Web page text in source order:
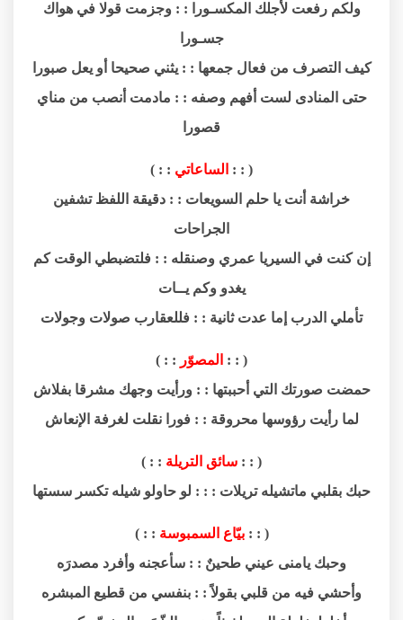
ولكم رفعت لأجلك المكسـورا : : وجزمت قولا في هواك
جسـورا
كيف التصرف من فعال جمعها : : يثني صحيحا أو يعل صبورا
حتى المنادى لست أفهم وصفه : : مادمت أنصب من مناي
قصورا
( : : الساعاتي : : )
خراشة أنت يا حلم السويعات : : دقيقة اللفظ تشفين
الجراحات
إن كنت في السيريا عمري وصنقله : : فلتضبطي الوقت كم
يغدو وكم يــات
تأملي الدرب إما عدت ثانية : : فللعقارب صولات وجولات
( : : المصوّر : : )
حمضت صورتك التي أحببتها : : ورأيت وجهك مشرقا بفلاش
لما رأيت رؤوسها محروقة : : فورا نقلت لغرفة الإنعاش
( : : سائق التريلة : : )
حبك بقلبي ماتشيله تريلات : : : لو حاولو شيله تكسر سستها
( : : بيّاع السمبوسة : : )
وحبك يامنى عيني طحينٌ : : سأعجنه وأفرد مصدرَه
وأحشي فيه من قلبي بقولاً : : بنفسي من قطيع المبشره